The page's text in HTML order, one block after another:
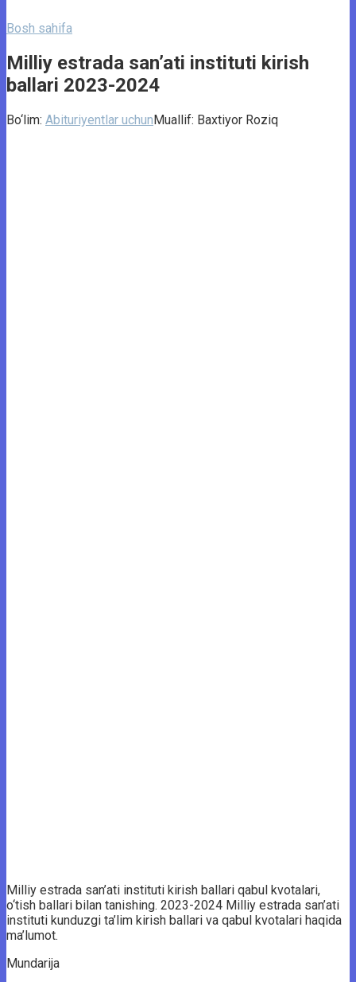
Bosh sahifa
Milliy estrada san’ati instituti kirish
ballari 2023-2024
Bo‘lim: Abituriyentlar uchunMuallif: Baxtiyor Roziq
Milliy estrada san’ati instituti kirish ballari qabul kvotalari,
o‘tish ballari bilan tanishing. 2023-2024 Milliy estrada san’ati
instituti kunduzgi ta’lim kirish ballari va qabul kvotalari haqida
ma’lumot.
Mundarija